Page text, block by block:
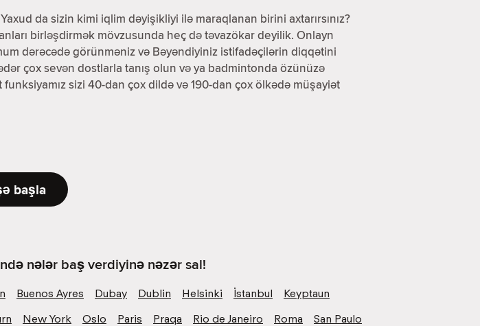
da sizin kimi iqlim dəyişikliyi ilə maraqlanan birini axtarırsınız?
birləşdirmək mövzusunda heç də təvazökar deyilik. Onlayn
dərəcədə görünməniz və Bəyəndiyiniz istifadəçilərin diqqətini
çox sevən dostlarla tanış olun və ya badmintonda özünüzə
sizi 40-dan çox dildə və 190-dan çox ölkədə müşayiət
başla
nələr baş verdiyinə nəzər sal!
Buenos Ayres Dubay Dublin Helsinki İstanbul
Keyptaun
New York Oslo Paris Praqa Rio de Janeiro Roma
San Paulo